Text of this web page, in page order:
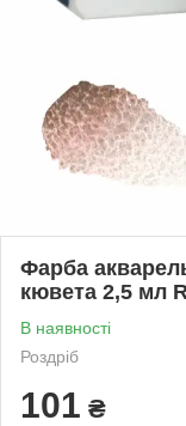
Фарба
кювета 2,5 мл
В наявності
Роздріб
101 ₴